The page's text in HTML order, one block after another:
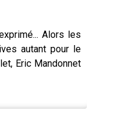
Alors les
autant pour le
Eric Mandonnet